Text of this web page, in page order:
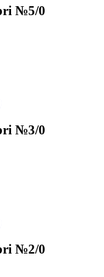
№5/0
№3/0
№2/0